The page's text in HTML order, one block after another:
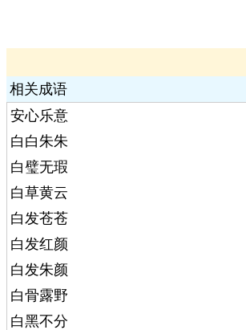
相关成语
安心乐意
白白朱朱
白璧无瑕
白草黄云
白发苍苍
白发红颜
白发朱颜
白骨露野
白黑不分